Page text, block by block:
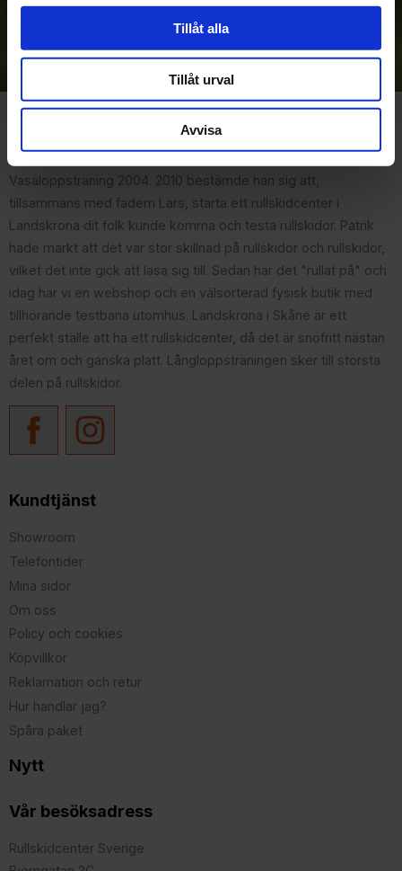
Tillåt alla
Tillåt urval
Avvisa
Prenumerera
integritetspolicy.
Vasaloppsträning 2004. 2010 bestämde han sig att,
tillsammans med fadern Lars, starta ett rullskidcenter i
Landskrona dit folk kunde komma och testa rullskidor. Patrik
hade märkt att det var stor skillnad på rullskidor och rullskidor,
vilket det inte gick att läsa sig till. Sedan har det "rullat på" och
idag har vi en webshop och en välsorterad fysisk butik med
tillhörande testbana utomhus. Landskrona i Skåne är ett
perfekt ställe att ha ett rullskidcenter, då det är snöfritt nästan
året om och ganska platt. Långloppsträningen sker till största
delen på rullskidor.
Kundtjänst
Showroom
Telefontider
Mina sidor
Om oss
Policy och cookies
Köpvillkor
Reklamation och retur
Hur handlar jag?
Spåra paket
Nytt
Vår besöksadress
Rullskidcenter Sverige